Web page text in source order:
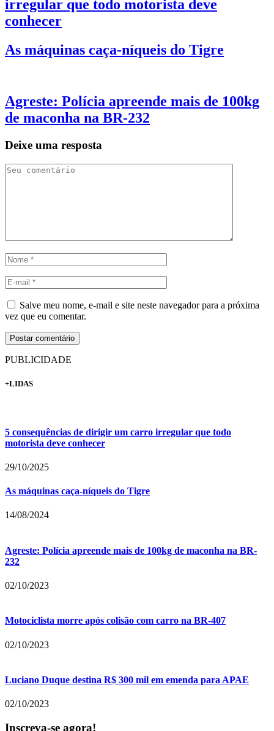
irregular que todo motorista deve
conhecer
As máquinas caça-níqueis do Tigre
Agreste: Polícia apreende mais de 100kg
de maconha na BR-232
Deixe uma resposta
Salve meu nome, e-mail e site neste navegador para a próxima
vez que eu comentar.
PUBLICIDADE
+LIDAS
5 consequências de dirigir um carro irregular que todo
motorista deve conhecer
29/10/2025
As máquinas caça-níqueis do Tigre
14/08/2024
Agreste: Polícia apreende mais de 100kg de maconha na BR-
232
02/10/2023
Motociclista morre após colisão com carro na BR-407
02/10/2023
Luciano Duque destina R$ 300 mil em emenda para APAE
02/10/2023
Inscreva-se agora!